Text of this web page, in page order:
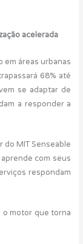
acelerada
em áreas urbanas
68% até
se adaptar de
a responder a
do MIT Senseable
com seus
respondam
o motor que torna